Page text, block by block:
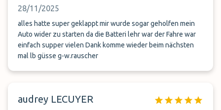
28/11/2025
alles hatte super geklappt mir wurde sogar geholfen mein
Auto wider zu starten da die Batteri lehr war der Fahre war
einfach supper vielen Dank komme wieder beim nächsten
mal lb güsse g-w.rauscher
audrey LECUYER